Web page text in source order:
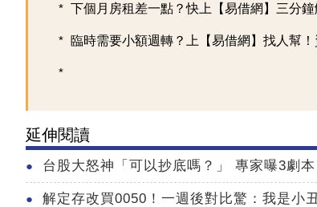
下個月房租差一點？快上【易借網】三分
臨時需要小額週轉？上【易借網】找人幫
延伸閱讀
台股大怒神「可以抄底嗎？」 專家曝3劇本
解定存改買0050！一週後對比驚：我是小丑